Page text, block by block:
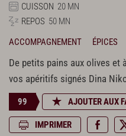
CUISSON 20 MN
REPOS 50 MN
ACCOMPAGNEMENT
ÉPICES
De petits pains aux olives et
vos apéritifs signés Dina
99 AJOUTER AUX
IMPRIMER